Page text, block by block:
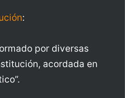
:
por diversas
acordada en